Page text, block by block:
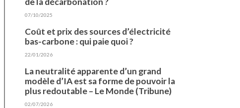
07/10/2025
Coût et prix des sources d’électricité
bas-carbone : qui paie quoi ?
22/01/2026
La neutralité apparente d’un grand
modèle d’IA est sa forme de pouvoir la
plus redoutable – Le Monde (Tribune)
02/07/2026